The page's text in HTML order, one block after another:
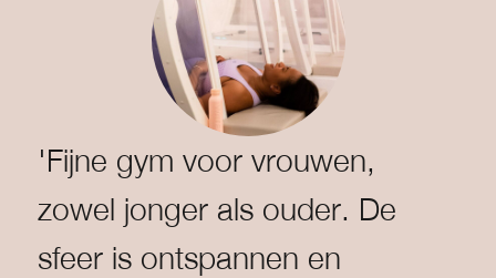
'Fijne gym voor vrouwen,
zowel jonger als ouder. De
sfeer is ontspannen en